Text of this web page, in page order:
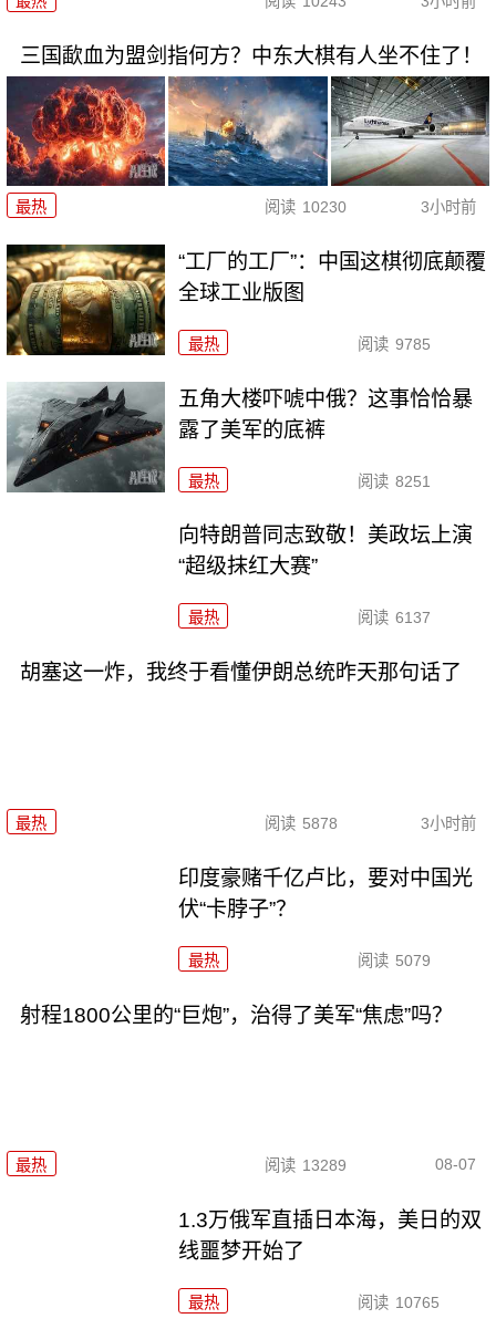
三国歃血为盟剑指何方？中东大棋有人坐不住了！
最热 阅读 10230 3小时前
“工厂的工厂”：中国这棋彻底颠覆
全球工业版图
最热 阅读 9785
五角大楼吓唬中俄？这事恰恰暴
露了美军的底裤
最热 阅读 8251
向特朗普同志致敬！美政坛上演
“超级抹红大赛”
最热 阅读 6137
胡塞这一炸，我终于看懂伊朗总统昨天那句话了
最热 阅读 5878 3小时前
印度豪赌千亿卢比，要对中国光
伏“卡脖子”？
最热 阅读 5079
射程1800公里的“巨炮”，治得了美军“焦虑”吗？
最热 阅读 13289 08-07
1.3万俄军直插日本海，美日的双
线噩梦开始了
最热 阅读 10765